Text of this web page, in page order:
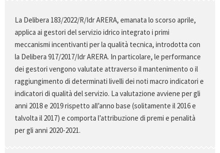
La Delibera 183/2022/R/Idr ARERA, emanata lo scorso aprile,
applica ai gestori del servizio idrico integrato i primi
meccanismi incentivanti per la qualità tecnica, introdotta con
la Delibera 917/2017/Idr ARERA. In particolare, le performance
dei gestori vengono valutate attraverso il mantenimento o il
raggiungimento di determinati livelli dei noti macro indicatori e
indicatori di qualità del servizio. La valutazione avviene per gli
anni 2018 e 2019 rispetto all’anno base (solitamente il 2016 e
talvolta il 2017) e comporta l’attribuzione di premi e penalità
per gli anni 2020-2021.